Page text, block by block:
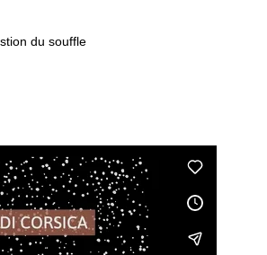
du souffle